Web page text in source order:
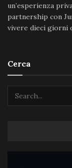
un’esperienza
partnership con
vivere dieci giorni
Cerca